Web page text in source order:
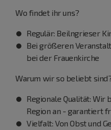
Wo findet ihr uns?
Regulär: Beilngrieser
Bei größeren
bei der Frauenkirche
Warum wir so beliebt
Regionale Qualität: Wir
Region an - garantiert
Vielfalt: Von Obst und